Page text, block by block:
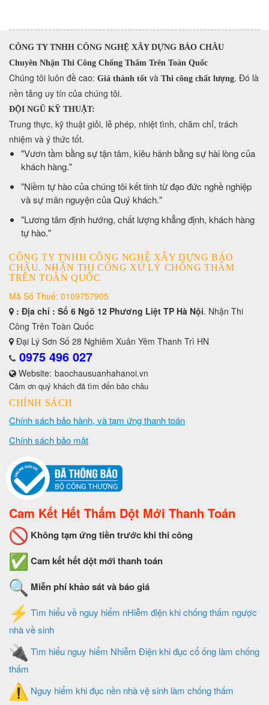
CÔNG TY TNHH CÔNG NGHỆ XÂY DỰNG BẢO CHÂU
Chuyên Nhận Thi Công Chống Thấm Trên Toàn Quốc
​Chúng tôi luôn đề cao: Giá thành tốt và Thi công chất lượng. Đó là
nền tảng uy tín của chúng tôi.
ĐỘI NGŨ KỸ THUẬT:
Trung thực, kỹ thuật giỏi, lễ phép, nhiệt tình, chăm chỉ, trách
nhiệm và ý thức tốt.
​"Vươn tầm bằng sự tận tâm, kiêu hãnh bằng sự hài lòng của
khách hàng."
​"Niềm tự hào của chúng tôi kết tinh từ đạo đức nghề nghiệp
và sự mãn nguyện của Quý khách."
​"Lương tâm định hướng, chất lượng khẳng định, khách hàng
tự hào."
CÔNG TY TNHH CÔNG NGHỆ XÂY DỰNG BẢO
CHÂU. NHẬN THI CÔNG XỬ LÝ CHỐNG THẤM
TRÊN TOÀN QUỐC
Mã Số Thuế: 0109757905
: Địa chỉ : Số 6 Ngõ 12 Phương Liệt TP Hà Nội. Nhận Thi
Công Trên Toàn Quốc
Đại Lý Sơn Số 28 Nghiêm Xuân Yêm Thanh Trì HN
0975 496 027
Website: baochausuanhahanoi.vn
Cảm ơn quý khách đã tìm đến bảo châu
CHÍNH SÁCH
Chính sách bảo hành, và tạm ứng thanh toán
Chính sách bảo mật
Cam Kết Hết Thấm Dột Mới Thanh Toán
Không tạm ứng tiền trước khi thi công
Cam kết hết dột mới thanh toán
Miễn phí khảo sát và báo giá
Tìm hiểu về nguy hiểm nHiễm điện khi chống thấm ngược
nhà về sinh
Tìm hiểu nguy hiểm Nhiễm Điện khi đục cổ ống làm chống
thấm
Nguy hiểm khi đục nền nhà vệ sinh làm chống thấm